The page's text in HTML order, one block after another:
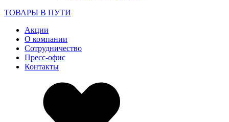
ТОВАРЫ В ПУТИ
Акции
О компании
Сотрудничество
Пресс-офис
Контакты